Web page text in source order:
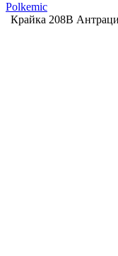
Polkemic
Крайка 208B